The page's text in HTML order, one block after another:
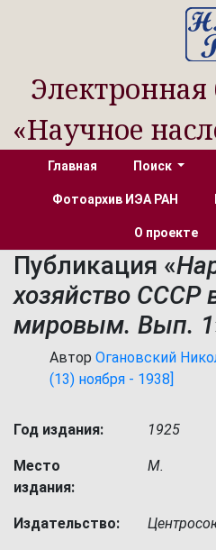
«Научное
Главная Поиск
Фотоархив ИЭА РАН
О проекте
Публикация «
хозяйство СССР
мировым. Вып. 1
Автор Огановский
(13) ноября - 1938]
Год издания: 1925
Место
издания:
М.
Издательство: